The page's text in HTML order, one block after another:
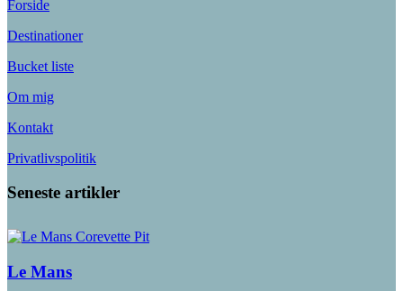
Forside
Destinationer
Bucket liste
Om mig
Kontakt
Privatlivspolitik
Seneste artikler
Le Mans